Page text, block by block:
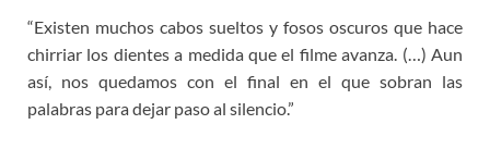
“Existen muchos cabos sueltos y fosos oscuros que hace
chirriar los dientes a medida que el filme avanza. (…) Aun
así, nos quedamos con el final en el que sobran las
palabras para dejar paso al silencio.”